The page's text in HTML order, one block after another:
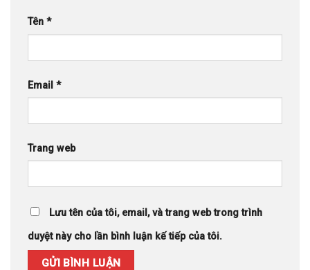
Tên *
Email *
Trang web
Lưu tên của tôi, email, và trang web trong trình
duyệt này cho lần bình luận kế tiếp của tôi.